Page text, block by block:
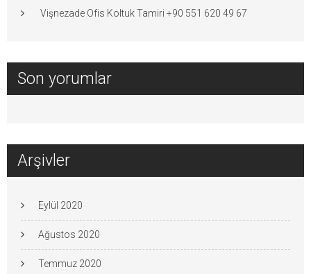
Vişnezade Ofis Koltuk Tamiri +90 551 620 49 67
Son yorumlar
Arşivler
Eylül 2020
Ağustos 2020
Temmuz 2020